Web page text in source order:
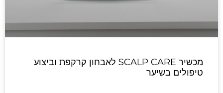
מכשיר SCALP CARE לאבחון קרקפת וביצוע
טיפולים בשיער